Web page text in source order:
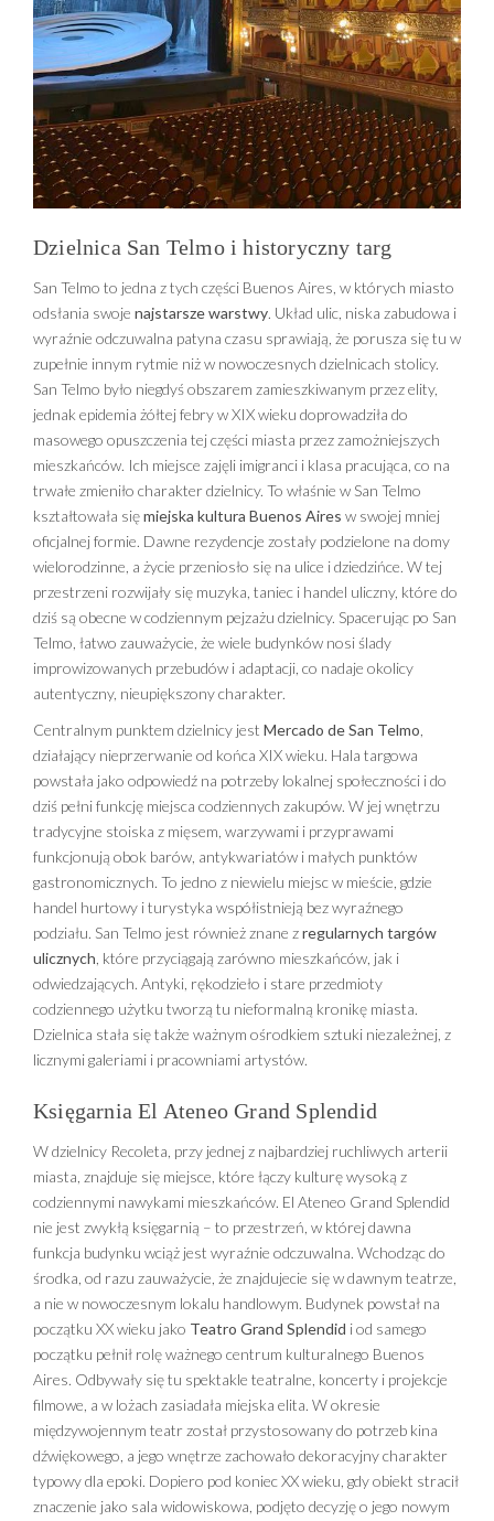
Dzielnica San Telmo i historyczny targ
San Telmo to jedna z tych części Buenos Aires, w których miasto
odsłania swoje najstarsze warstwy. Układ ulic, niska zabudowa i
wyraźnie odczuwalna patyna czasu sprawiają, że porusza się tu w
zupełnie innym rytmie niż w nowoczesnych dzielnicach stolicy.
San Telmo było niegdyś obszarem zamieszkiwanym przez elity,
jednak epidemia żółtej febry w XIX wieku doprowadziła do
masowego opuszczenia tej części miasta przez zamożniejszych
mieszkańców. Ich miejsce zajęli imigranci i klasa pracująca, co na
trwałe zmieniło charakter dzielnicy. To właśnie w San Telmo
kształtowała sięmiejska kultura Buenos Aires w swojej mniej
oficjalnej formie. Dawne rezydencje zostały podzielone na domy
wielorodzinne, a życie przeniosło się na ulice i dziedzińce. W tej
przestrzeni rozwijały się muzyka, taniec i handel uliczny, które do
dziś są obecne w codziennym pejzażu dzielnicy. Spacerując po San
Telmo, łatwo zauważycie, że wiele budynków nosi ślady
improwizowanych przebudów i adaptacji, co nadaje okolicy
autentyczny, nieupiększony charakter.
Centralnym punktem dzielnicy jest Mercado de San Telmo
działający nieprzerwanie od końca XIX wieku. Hala targowa
powstała jako odpowiedź na potrzeby lokalnej społeczności i do
dziś pełni funkcję miejsca codziennych zakupów. W jej wnętrzu
tradycyjne stoiska z mięsem, warzywami i przyprawami
funkcjonują obok barów, antykwariatów i małych punktów
gastronomicznych. To jedno z niewielu miejsc w mieście, gdzie
handel hurtowy i turystyka współistnieją bez wyraźnego
podziału. San Telmo jest również znane zregularnych targów
ulicznych , które przyciągają zarówno mieszkańców, jak i
odwiedzających. Antyki, rękodzieło i stare przedmioty
codziennego użytku tworzą tu nieformalną kronikę miasta.
Dzielnica stała się także ważnym ośrodkiem sztuki niezależnej, z
licznymi galeriami i pracowniami artystów.
Księgarnia El Ateneo Grand Splendid
W dzielnicy Recoleta, przy jednej z najbardziej ruchliwych arterii
miasta, znajduje się miejsce, które łączy kulturę wysoką z
codziennymi nawykami mieszkańców. El Ateneo Grand Splendid
nie jest zwykłą księgarnią – to przestrzeń, w której dawna
funkcja budynku wciąż jest wyraźnie odczuwalna. Wchodząc do
środka, od razu zauważycie, że znajdujecie się w dawnym teatrze,
a nie w nowoczesnym lokalu handlowym. Budynek powstał na
początku XX wieku jako Teatro Grand Splendid i od samego
początku pełnił rolę ważnego centrum kulturalnego Buenos
Aires. Odbywały się tu spektakle teatralne, koncerty i projekcje
filmowe, a w lożach zasiadała miejska elita. W okresie
międzywojennym teatr został przystosowany do potrzeb kina
dźwiękowego, a jego wnętrze zachowało dekoracyjny charakter
typowy dla epoki. Dopiero pod koniec XX wieku, gdy obiekt stracił
znaczenie jako sala widowiskowa, podjęto decyzję o jego nowym